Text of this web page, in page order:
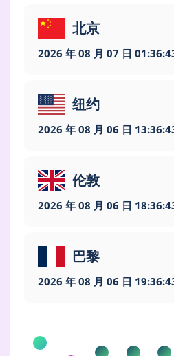
北京
2026 年 08 月 07 日
纽约
2026 年 08 月 06 日
伦敦
2026 年 08 月 06 日
巴黎
2026 年 08 月 06 日